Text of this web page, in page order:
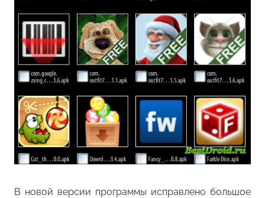
В новой версии программы исправлено большое